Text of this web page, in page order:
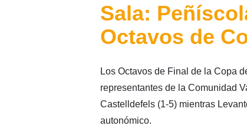
Sala:
Octavos de
Los Octavos de Final de la Copa
representantes de la Comunidad
Castelldefels (1-5) mientras
autonómico.